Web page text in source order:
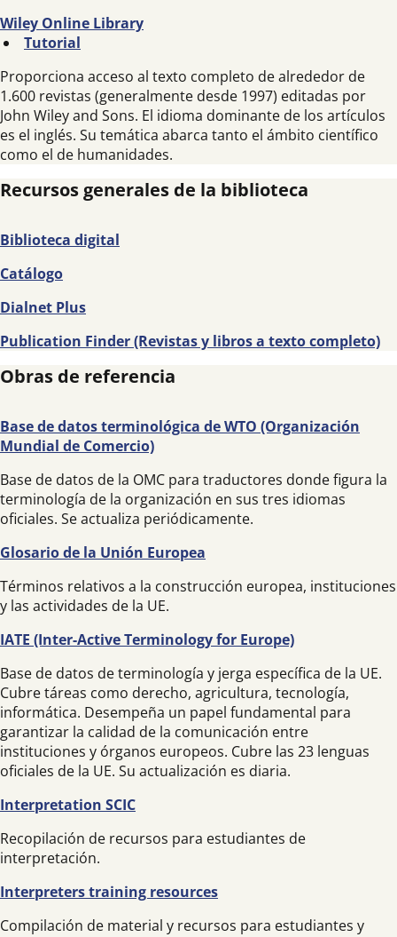
Wiley Online Library
Tutorial
Proporciona acceso al texto completo de alrededor de
1.600 revistas (generalmente desde 1997) editadas por
John Wiley and Sons. El idioma dominante de los artículos
es el inglés. Su temática abarca tanto el ámbito científico
como el de humanidades.
Recursos generales de la biblioteca
Biblioteca digital
Catálogo
Dialnet Plus
Publication Finder (Revistas y libros a texto completo)
Obras de referencia
Base de datos terminológica de WTO (Organización
Mundial de Comercio)
Base de datos de la OMC para traductores donde figura la
terminología de la organización en sus tres idiomas
oficiales. Se actualiza periódicamente.
Glosario de la Unión Europea
Términos relativos a la construcción europea, instituciones
y las actividades de la UE.
IATE (Inter-Active Terminology for Europe)
Base de datos de terminología y jerga específica de la UE.
Cubre táreas como derecho, agricultura, tecnología,
informática. Desempeña un papel fundamental para
garantizar la calidad de la comunicación entre
instituciones y órganos europeos. Cubre las 23 lenguas
oficiales de la UE. Su actualización es diaria.
Interpretation SCIC
Recopilación de recursos para estudiantes de
interpretación.
Interpreters training resources
Compilación de material y recursos para estudiantes y